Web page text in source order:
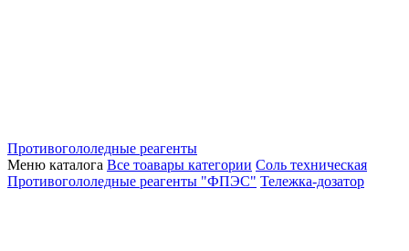
Противогололедные реагенты
Меню каталога Все тоавары категории Соль техническая
Противогололедные реагенты "ФПЭС" Тележка-дозатор